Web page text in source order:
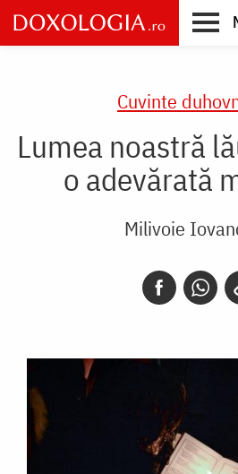
Skip
to
main
Cuvinte
Lumea noastră
o adevărată
Milivoie